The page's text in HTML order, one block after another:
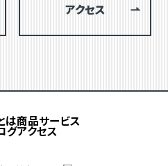
アクセス
は商品サービス
グアクセス